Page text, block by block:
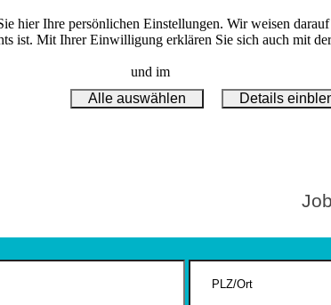
hier Ihre persönlichen Einstellungen. Wir weisen
ist. Mit Ihrer Einwilligung erklären Sie sich auch mit
und im
Alle auswählen
Details